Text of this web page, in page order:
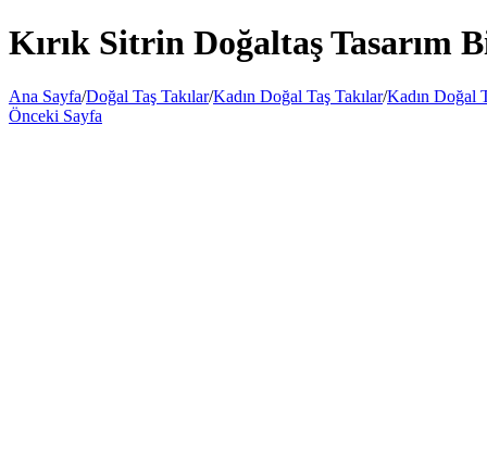
Kırık Sitrin Doğaltaş Tasarım
Ana Sayfa/Doğal Taş Takılar/Kadın Doğal Taş Takılar/Kadın Doğal
Önceki Sayfa